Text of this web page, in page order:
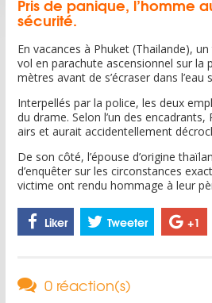
Pris de panique, l’homme
sécurité.
En vacances à Phuket (Thailande),
vol en parachute ascensionnel sur la
mètres avant de s’écraser dans
Interpellés par la police, les deux
du drame. Selon l’un des
airs et aurait accidentellement
De son côté, l’épouse d’origine
d’enquêter sur les circonstances
victime ont rendu hommage à leur
Liker Tweeter +1
0 réaction(s)